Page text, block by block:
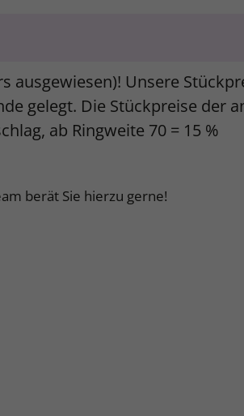
ausgewiesen)! Unsere
gelegt. Die Stückpreise der
ab Ringweite 70 = 15 %
berät Sie hierzu gerne!